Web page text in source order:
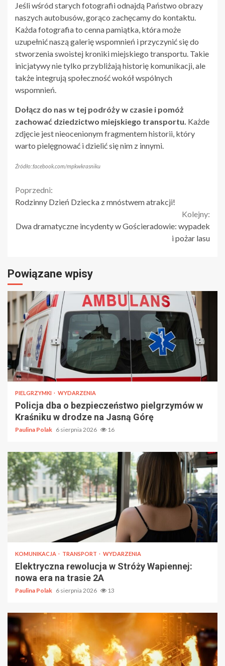
Jeśli wśród starych fotografii odnajdą Państwo obrazy
naszych autobusów, gorąco zachęcamy do kontaktu.
Każda fotografia to cenna pamiątka, która może
uzupełnić naszą galerię wspomnień i przyczynić się do
stworzenia swoistej kroniki miejskiego transportu. Takie
inicjatywy nie tylko przybliżają historię komunikacji, ale
także integrują społeczność wokół wspólnych
wspomnień.
Dołącz do nas w tej podróży w czasie i pomóż
zachować dziedzictwo miejskiego transportu. Każde
zdjęcie jest nieocenionym fragmentem historii, który
warto pielęgnować i dzielić się nim z innymi.
Źródło: facebook.com/mpkwkrasniku
Continue
Poprzedni:
Rodzinny Dzień Dziecka z mnóstwem atrakcji!
Kolejny:
Dwa dramatyczne incydenty w Gościeradowie: wypadek
i pożar lasu
Powiązane wpisy
PIELGRZYMKI WYDARZENIA
Policja dba o bezpieczeństwo pielgrzymów w
Kraśniku w drodze na Jasną Górę
Paulina Polak 6 sierpnia 2026 16
KOMUNIKACJA TRANSPORT WYDARZENIA
Elektryczna rewolucja w Stróży Wapiennej:
nowa era na trasie 2A
Paulina Polak 6 sierpnia 2026 13